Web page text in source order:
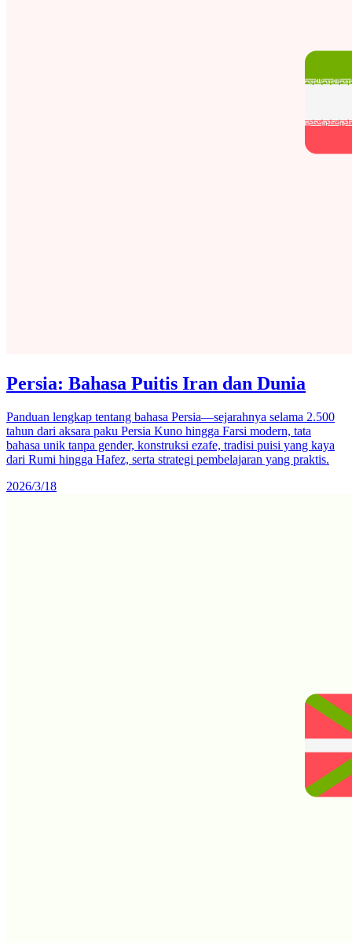
Persia: Bahasa Puitis Iran dan Dunia
Panduan lengkap tentang bahasa Persia—sejarahnya selama 2.500
tahun dari aksara paku Persia Kuno hingga Farsi modern, tata
bahasa unik tanpa gender, konstruksi ezafe, tradisi puisi yang kaya
dari Rumi hingga Hafez, serta strategi pembelajaran yang praktis.
2026/3/18